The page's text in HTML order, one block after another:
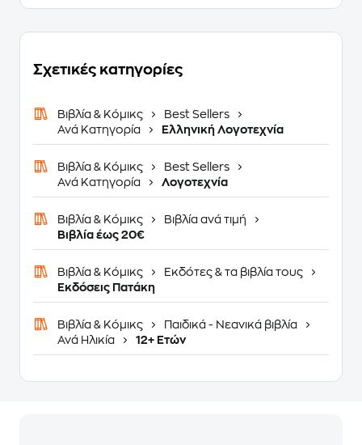
Σχετικές κατηγορίες
Βιβλία & Κόμικς
Best Sellers
Ανά Κατηγορία
Ελληνική Λογοτεχνία
Βιβλία & Κόμικς
Best Sellers
Ανά Κατηγορία
Λογοτεχνία
Βιβλία & Κόμικς
Βιβλία ανά τιμή
Βιβλία έως 20€
Βιβλία & Κόμικς
Εκδότες & τα βιβλία τους
Εκδόσεις Πατάκη
Βιβλία & Κόμικς
Παιδικά - Νεανικά βιβλία
Ανά Ηλικία
12+ Ετών